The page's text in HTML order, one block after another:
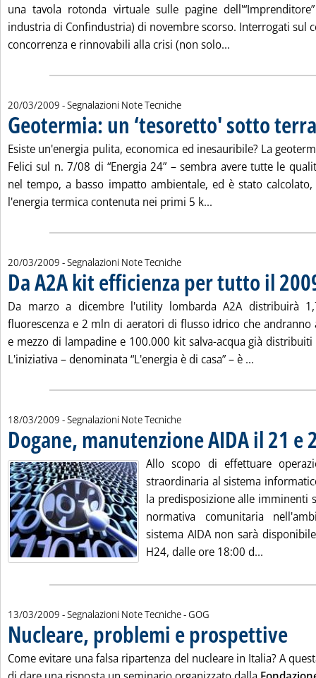
una tavola rotonda virtuale sulle pagine
industria di Confindustria) di novembre scorso. Interrogati sul
concorrenza e rinnovabili alla crisi (non solo...
20/03/2009 - Segnalazioni Note Tecniche
Geotermia: un ‘tesoretto' sotto terra
Esiste un'energia pulita, economica ed inesauribile? La
Felici sul n. 7/08 di “Energia 24” – sembra avere tutte le
nel tempo, a basso impatto ambientale, ed è stato
l'energia termica contenuta nei primi 5 k...
20/03/2009 - Segnalazioni Note Tecniche
Da A2A kit efficienza per tutto il
Da marzo a dicembre l'utility lombarda A2A distribuirà
fluorescenza e 2 mln di aeratori di flusso idrico che
e mezzo di lampadine e 100.000 kit salva-acqua già
L'iniziativa – denominata “L'energia è di casa” – è ...
18/03/2009 - Segnalazioni Note Tecniche
Dogane, manutenzione AIDA il 21 e
Allo scopo di effettuare
straordinaria al sistema
la predisposizione alle imminenti
normativa comunitaria
sistema AIDA non sarà
H24, dalle ore 18:00 d...
13/03/2009 - Segnalazioni Note Tecniche -di:
GOG
Nucleare, problemi e prospettive
Come evitare una falsa ripartenza del nucleare in Italia? A